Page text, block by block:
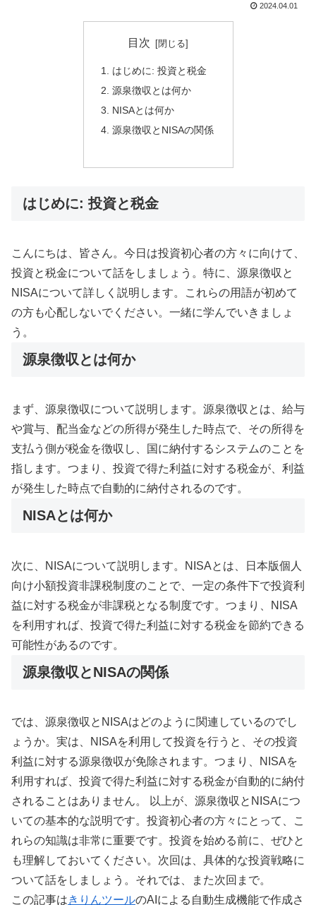
2024.04.01
目次
はじめに: 投資と税金
源泉徴収とは何か
NISAとは何か
源泉徴収とNISAの関係
はじめに: 投資と税金
こんにちは、皆さん。今日は投資初心者の方々に向けて、
投資と税金について話をしましょう。特に、源泉徴収と
NISAについて詳しく説明します。これらの用語が初めて
の方も心配しないでください。一緒に学んでいきましょ
う。
源泉徴収とは何か
まず、源泉徴収について説明します。源泉徴収とは、給与
や賞与、配当金などの所得が発生した時点で、その所得を
支払う側が税金を徴収し、国に納付するシステムのことを
指します。つまり、投資で得た利益に対する税金が、利益
が発生した時点で自動的に納付されるのです。
NISAとは何か
次に、NISAについて説明します。NISAとは、日本版個人
向け小額投資非課税制度のことで、一定の条件下で投資利
益に対する税金が非課税となる制度です。つまり、NISA
を利用すれば、投資で得た利益に対する税金を節約できる
可能性があるのです。
源泉徴収とNISAの関係
では、源泉徴収とNISAはどのように関連しているのでし
ょうか。実は、NISAを利用して投資を行うと、その投資
利益に対する源泉徴収が免除されます。つまり、NISAを
利用すれば、投資で得た利益に対する税金が自動的に納付
されることはありません。 以上が、源泉徴収とNISAにつ
いての基本的な説明です。投資初心者の方々にとって、こ
れらの知識は非常に重要です。投資を始める前に、ぜひと
も理解しておいてください。次回は、具体的な投資戦略に
ついて話をしましょう。それでは、また次回まで。
この記事はきりんツールのAIによる自動生成機能で作成さ